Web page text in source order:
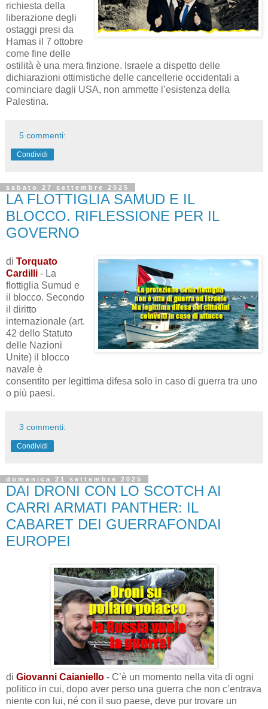
richiesta della
liberazione degli
ostaggi presi da
Hamas il 7 ottobre
come fine delle
ostilità è una mera finzione. Israele a dispetto delle
dichiarazioni ottimistiche delle cancellerie occidentali a
cominciare dagli USA, non ammette l’esistenza della
Palestina.
5 commenti:
Condividi
sabato 27 settembre 2025
LA FLOTTIGLIA SAMUD E IL
BLOCCO. RIFLESSIONE PER IL
GOVERNO
di Torquato
Cardilli - La
flottiglia Sumud e
il blocco. Secondo
il diritto
internazionale (art.
42 dello Statuto
delle Nazioni
Unite) il blocco
navale è
consentito per legittima difesa solo in caso di guerra tra uno
o più paesi.
3 commenti:
Condividi
domenica 21 settembre 2025
DAI DRONI CON LO SCOTCH AI
CARRI ARMATI PANTHER: IL
CABARET DEI GUERRAFONDAI
EUROPEI
di Giovanni Caianiello - C’è un momento nella vita di ogni
politico in cui, dopo aver perso una guerra che non c’entrava
niente con lui, né con il suo paese, deve pur trovare un